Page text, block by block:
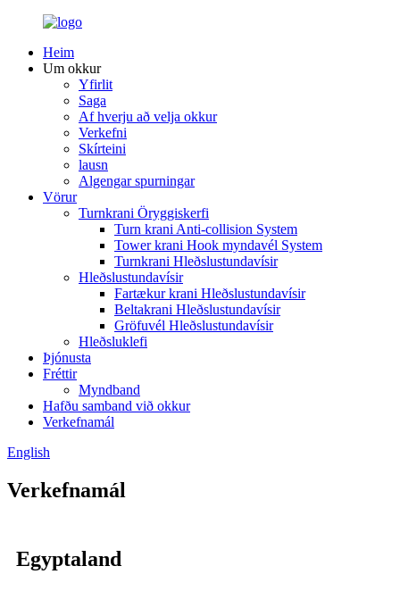
Heim
Um okkur
Yfirlit
Saga
Af hverju að velja okkur
Verkefni
Skírteini
lausn
Algengar spurningar
Vörur
Turnkrani Öryggiskerfi
Turn krani Anti-collision System
Tower krani Hook myndavél System
Turnkrani Hleðslustundavísir
Hleðslustundavísir
Fartækur krani Hleðslustundavísir
Beltakrani Hleðslustundavísir
Gröfuvél Hleðslustundavísir
Hleðsluklefi
Þjónusta
Fréttir
Myndband
Hafðu samband við okkur
Verkefnamál
English
Verkefnamál
Egyptaland